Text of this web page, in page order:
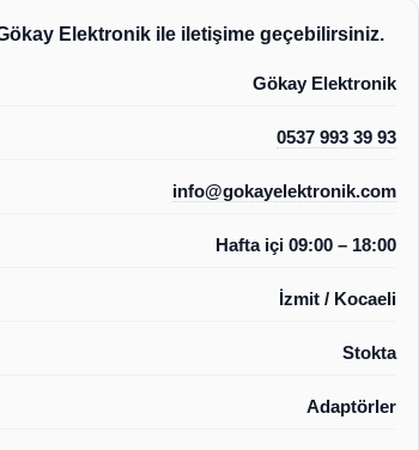
Elektronik ile iletişime geçebilirsiniz.
Gökay Elektronik
0537 993 39 93
info@gokayelektronik.com
Hafta içi 09:00 – 18:00
İzmit / Kocaeli
Stokta
Adaptörler